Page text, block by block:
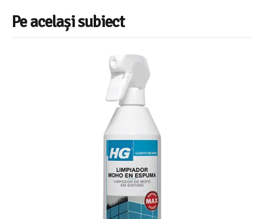
Pe același subiect